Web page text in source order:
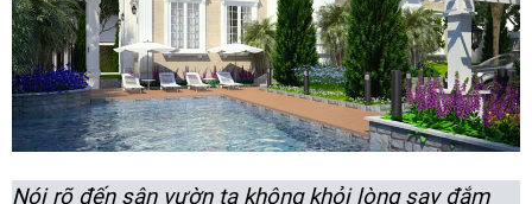
Nói rõ đến sân vườn ta không khỏi lòng say đắm